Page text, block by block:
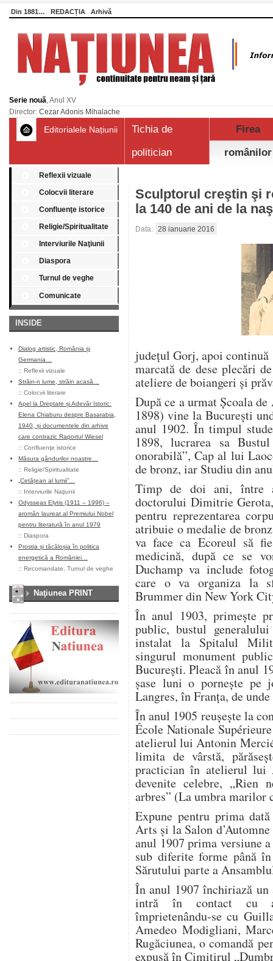
Din 1881… REDACȚIA Arhivă
Serie nouă, Anul XV
Director: Cezar Adonis Mihalache
Editorialele Națiunii
Tichia de
politician
Firea
românilor
Reflexii vizuale
Colocvii literare
Confluenţe istorice
Religie/Spiritualitate
Interviurile Naţiunii
Diaspora
Turnul de veghe
Comunicate
INSIDE
Dialog artistic, România și
Germania…
:: Reflexii vizuale
Străin-n lume, străin acasă…
:: Colocvii literare
Apel la Dreptate și Adevăr Istoric:
Elena Chiaburu despre Basarabia,
1940, și documentele din arhive
care contrazic Raportul Wiesel
:: Confluenţe istorice
Măsura gândurilor noastre…
:: Religie/Spiritualitate
„Cetățean al lumii”…
:: Interviurile Naţiunii
Odysseas Elytis (1911 – 1996) –
aromân laureat al Premiului Nobel
pentru literatură în anul 1979
:: Diaspora
Prostia și tăcăloșia în politica
energetică a României…
:: Recomandate Turnul de veghe
Naţiunea PRINT
Sculptorul creştin şi
la 140 de ani de la
Data: 28 ianuarie 2016
judeţul Gorj, apoi
marcată de dese plecări
ateliere de boiangeri și
După ce a urmat Şcoala
1898) vine la Bucureşti
anul 1902. În timpul
1898, lucrarea sa
onorabilă”, Cap al lui
de bronz, iar Studiu din
Timp de doi ani, între
doctorului Dimitrie
pentru reprezentarea
atribuie o medalie de
va face ca Ecoreul să
medicină, după ce se
Duchamp va include
care o va organiza la
Brummer din New York
În anul 1903, primeşte
public, bustul
instalat la Spitalul
singurul monument
București. Pleacă în anul
șase luni o pornește pe
Langres, în Franța, de
În anul 1905 reușește la
École Nationale
atelierul lui Antonin
limita de vârstă,
practician în atelierul lui
devenite celebre, „Rien
arbres” (La umbra marilor
Expune pentru prima
Arts și la Salon
anul 1907 prima versiune
sub diferite forme până
Sărutului parte a
În anul 1907 închiriază un
intră în contact cu
împrietenându-se cu
Amedeo Modigliani,
Rugăciunea, o comandă
expusă în Cimitirul